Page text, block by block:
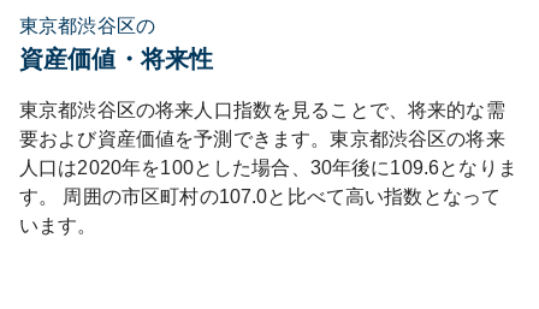
東京都渋谷区の
資産価値・将来性
東京都渋谷区の将来人口指数を見ることで、将来的な需
要および資産価値を予測できます。東京都渋谷区の将来
人口は2020年を100とした場合、30年後に109.6となりま
す。
周囲の市区町村の107.0と比べて高い指数となって
います。